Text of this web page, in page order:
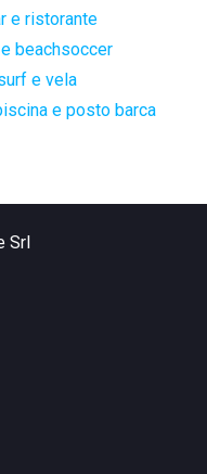
e ristorante
beachsoccer
e vela
e posto barca
Srl